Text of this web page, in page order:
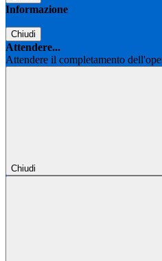
Informazione
Chiudi
Attendere...
Attendere il completamento
Chiudi